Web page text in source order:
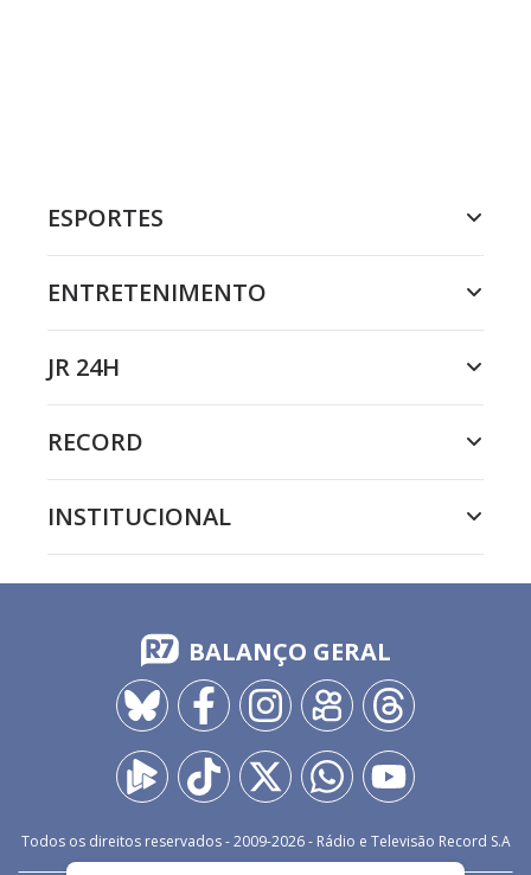
ESPORTES
ENTRETENIMENTO
JR 24H
RECORD
INSTITUCIONAL
BALANÇO GERAL
Todos os direitos reservados - 2009-2026- Rádio e Televisão Record S.A